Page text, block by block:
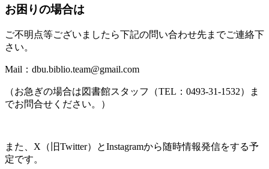
お困りの場合は
ご不明点等ございましたら下記の問い合わせ先までご連絡下
さい。
Mail：dbu.biblio.team@gmail.com
（お急ぎの場合は図書館スタッフ（TEL：0493-31-1532）ま
でお問合せください。）
また、X（旧Twitter）とInstagramから随時情報発信をする予
定です。